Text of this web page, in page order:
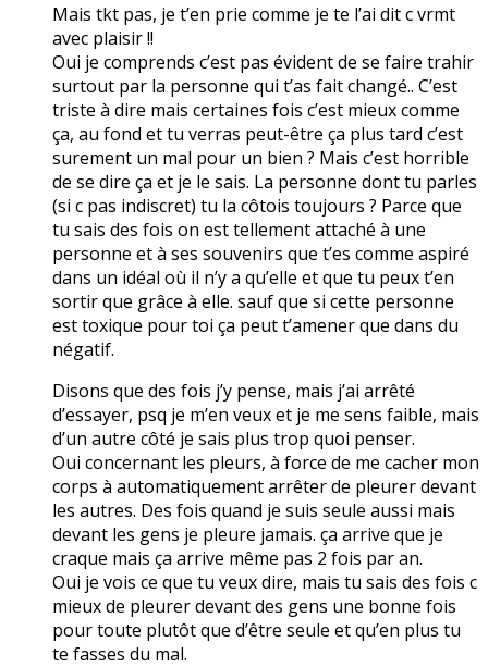
Mais tkt pas, je t’en prie comme je te l’ai dit c vrmt
avec plaisir !!
Oui je comprends c’est pas évident de se faire trahir
surtout par la personne qui t’as fait changé.. C’est
triste à dire mais certaines fois c’est mieux comme
ça, au fond et tu verras peut-être ça plus tard c’est
surement un mal pour un bien ? Mais c’est horrible
de se dire ça et je le sais. La personne dont tu parles
(si c pas indiscret) tu la côtois toujours ? Parce que
tu sais des fois on est tellement attaché à une
personne et à ses souvenirs que t’es comme aspiré
dans un idéal où il n’y a qu’elle et que tu peux t’en
sortir que grâce à elle. sauf que si cette personne
est toxique pour toi ça peut t’amener que dans du
négatif.
Disons que des fois j’y pense, mais j’ai arrêté
d’essayer, psq je m’en veux et je me sens faible, mais
d’un autre côté je sais plus trop quoi penser.
Oui concernant les pleurs, à force de me cacher mon
corps à automatiquement arrêter de pleurer devant
les autres. Des fois quand je suis seule aussi mais
devant les gens je pleure jamais. ça arrive que je
craque mais ça arrive même pas 2 fois par an.
Oui je vois ce que tu veux dire, mais tu sais des fois c
mieux de pleurer devant des gens une bonne fois
pour toute plutôt que d’être seule et qu’en plus tu
te fasses du mal.